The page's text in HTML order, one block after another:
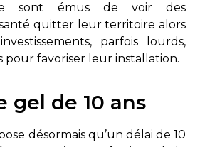
sont émus de voir des
quitter leur territoire alors
parfois lourds,
pour favoriser leur installation.
gel de 10 ans
désormais qu’un délai de 10